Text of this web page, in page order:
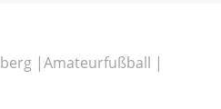
Amateurfußball